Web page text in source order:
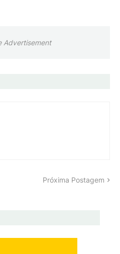
Advertisement
Próxima Postagem